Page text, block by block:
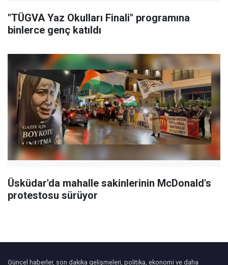
"TÜGVA Yaz Okulları Finali" programına
binlerce genç katıldı
Üsküdar'da mahalle sakinlerinin McDonald's
protestosu sürüyor
Güncel haberler, son dakika gelişmeleri, politika, ekonomi ve daha